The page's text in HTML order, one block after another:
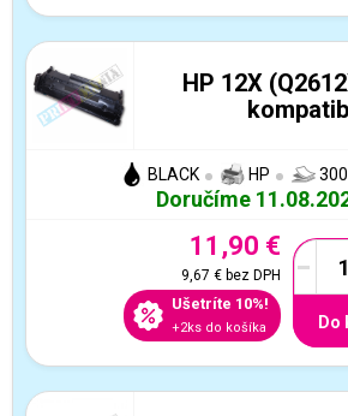
HP 12X
BLACK HP
Doručíme
11,90 €
9,67 €bez DPH
Ušetríte 10%!
+2ks do košíka
-
Do